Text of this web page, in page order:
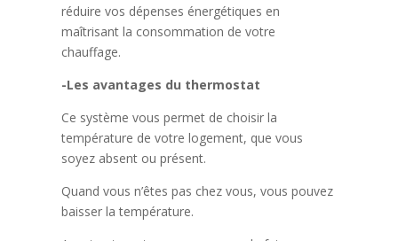
réduire vos dépenses énergétiques en
maîtrisant la consommation de votre
chauffage.
-Les avantages du thermostat
Ce système vous permet de choisir la
température de votre logement, que vous
soyez absent ou présent.
Quand vous n’êtes pas chez vous, vous pouvez
baisser la température.